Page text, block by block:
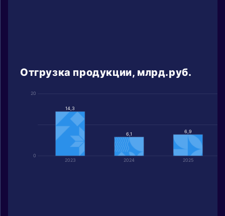
Отгрузка продукции, млрд.руб.
0
20
2023 2024 2025
14,3
6,1 6,9